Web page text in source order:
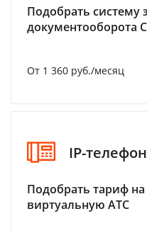
Подобрать систему
документооборота
От 1 360 руб./месяц
IP-
Подобрать тариф
виртуальную АТС